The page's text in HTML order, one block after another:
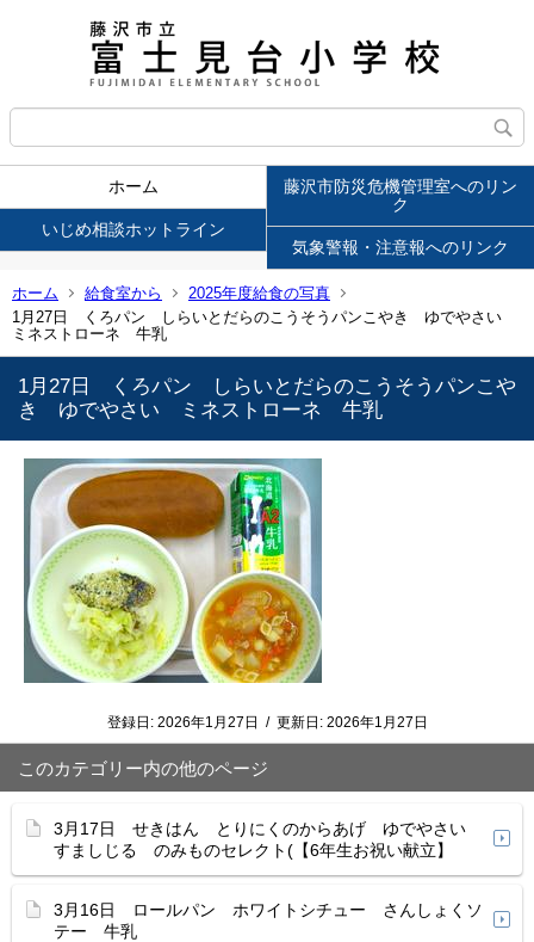
ホーム
藤沢市防災危機管理室へのリン
ク
いじめ相談ホットライン
気象警報・注意報へのリンク
ホーム 給食室から
2025年度給食の写真
1月27日 くろパン しらいとだらのこうそうパンこやき ゆでやさい
ミネストローネ 牛乳
1月27日 くろパン しらいとだらのこうそうパンこや
き ゆでやさい ミネストローネ 牛乳
登録日: 2026年1月27日 / 更新日: 2026年1月27日
このカテゴリー内の他のページ
3月17日 せきはん とりにくのからあげ ゆでやさい
すましじる のみものセレクト(【6年生お祝い献立】
3月16日 ロールパン ホワイトシチュー さんしょくソ
テー 牛乳